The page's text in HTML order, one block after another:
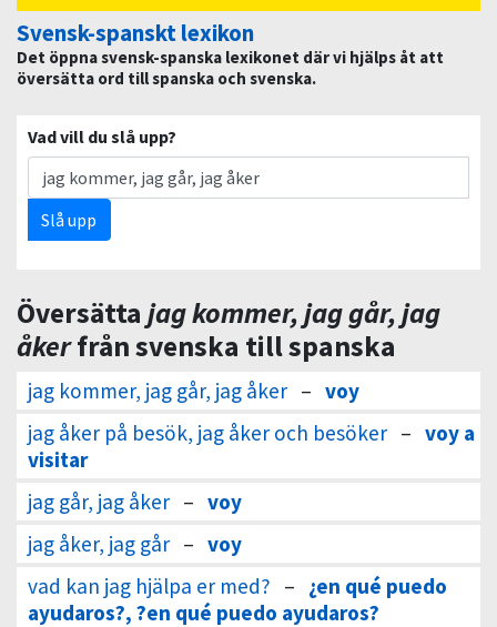
Svensk-spanskt lexikon
Det öppna svensk-spanska lexikonet där vi hjälps åt att
översätta ord till spanska och svenska.
Vad vill du slå upp?
Slå upp
Översätta jag kommer, jag går, jag
åkerfrån svenska till spanska
jag kommer, jag går, jag åker – voy
jag åker på besök, jag åker och besöker – voy a
visitar
jag går, jag åker – voy
jag åker, jag går – voy
vad kan jag hjälpa er med? – ¿en qué puedo
ayudaros?, ?en qué puedo ayudaros?